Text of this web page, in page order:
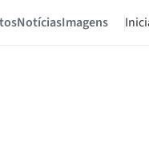
NotíciasImagens